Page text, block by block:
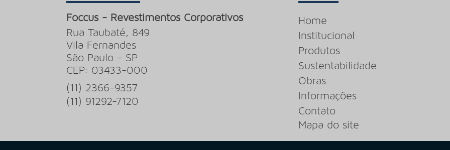
Foccus - Revestimentos Corporativos
Rua Taubaté, 849
Vila Fernandes
São Paulo - SP
CEP: 03433-000
(11) 2366-9357
(11) 91292-7120
Home
Institucional
Produtos
Sustentabilidade
Obras
Informações
Contato
Mapa do site